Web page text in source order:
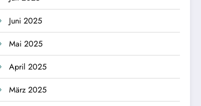
Juni 2025
Mai 2025
April 2025
März 2025